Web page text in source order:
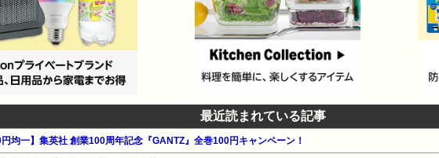
最近読まれている記事
円均一】集英社 創業100周年記念『GANTZ』全巻100円キャンペーン！